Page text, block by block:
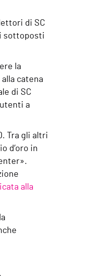
di SC
sottoposti
la
catena
di SC
a
Tra gli altri
d’oro in
alla